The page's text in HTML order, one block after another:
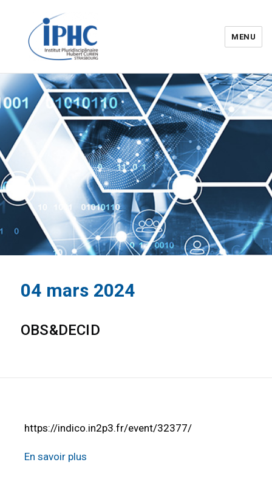
Institut pluridisciplinaire Hubert
Curien – IPHC
MENU
04 mars 2024
OBS&DECID
https://indico.in2p3.fr/event/32377/
En savoir plus